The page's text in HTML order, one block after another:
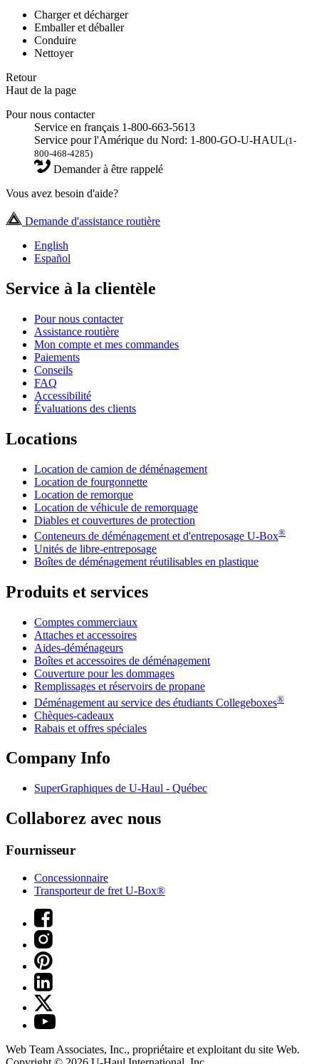
Charger et décharger
Emballer et déballer
Conduire
Nettoyer
Retour
Haut de la page
Pour nous contacter
Service en français 1-800-663-5613
Service pour l'Amérique du Nord: 1-800-GO-U-HAUL(1-
800-468-4285)
Demander à être rappelé
Vous avez besoin d'aide?
Demande d'assistance routière
English
Español
Service à la clientèle
Pour nous contacter
Assistance routière
Mon compte et mes commandes
Paiements
Conseils
FAQ
Accessibilité
Évaluations des clients
Locations
Location de camion de déménagement
Location de fourgonnette
Location de remorque
Location de véhicule de remorquage
Diables et couvertures de protection
Conteneurs de déménagement et d'entreposage U-Box®
Unités de libre-entreposage
Boîtes de déménagement réutilisables en plastique
Produits et services
Comptes commerciaux
Attaches et accessoires
Aides-déménageurs
Boîtes et accessoires de déménagement
Couverture pour les dommages
Remplissages et réservoirs de propane
Déménagement au service des étudiants Collegeboxes®
Chèques-cadeaux
Rabais et offres spéciales
Company Info
SuperGraphiques de U-Haul - Québec
Collaborez avec nous
Fournisseur
Concessionnaire
Transporteur de fret U-Box®
Web Team Associates, Inc., propriétaire et exploitant du site Web.